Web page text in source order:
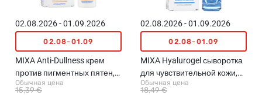
02.08.2026 - 01.09.2026
02.08-01.09
MIXA Anti-Dullness крем
против пигментных пятен,
SPF20, 50мл
Обычная цена
15,39 €
02.08.2026 - 01.09.2026
02.08-01.09
MIXA Hyalurogel сыворотка
для чувствительной кожи,
30мл
Обычная цена
18,49 €